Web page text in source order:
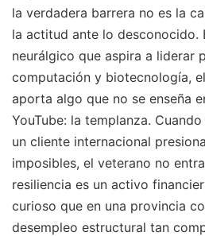
la verdadera barrera no es la
la actitud ante lo desconocido.
neurálgico que aspira a liderar
computación y biotecnología,
aporta algo que no se enseña
YouTube: la templanza.
un cliente internacional
imposibles, el veterano no
resiliencia es un activo
curioso que en una provincia
desempleo estructural tan